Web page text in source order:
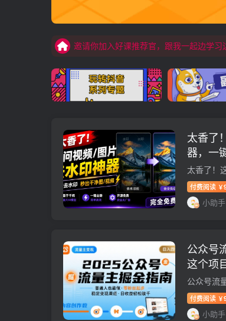
邀请你加入好课推荐官，跟我一起边学习
邀请你加入好课推荐官，跟我一起边学
邀请你加入好课推荐官，跟我一起边学习
太香了
器，一
浏览器
付费阅读 ￥
小助手
公众号
这个项
付费阅读 ￥
小助手